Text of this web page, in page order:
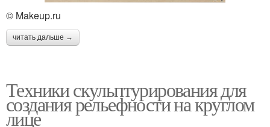
© Makeup.ru
читать дальше →
Техники скульптурирования для
создания рельефности на круглом
лице